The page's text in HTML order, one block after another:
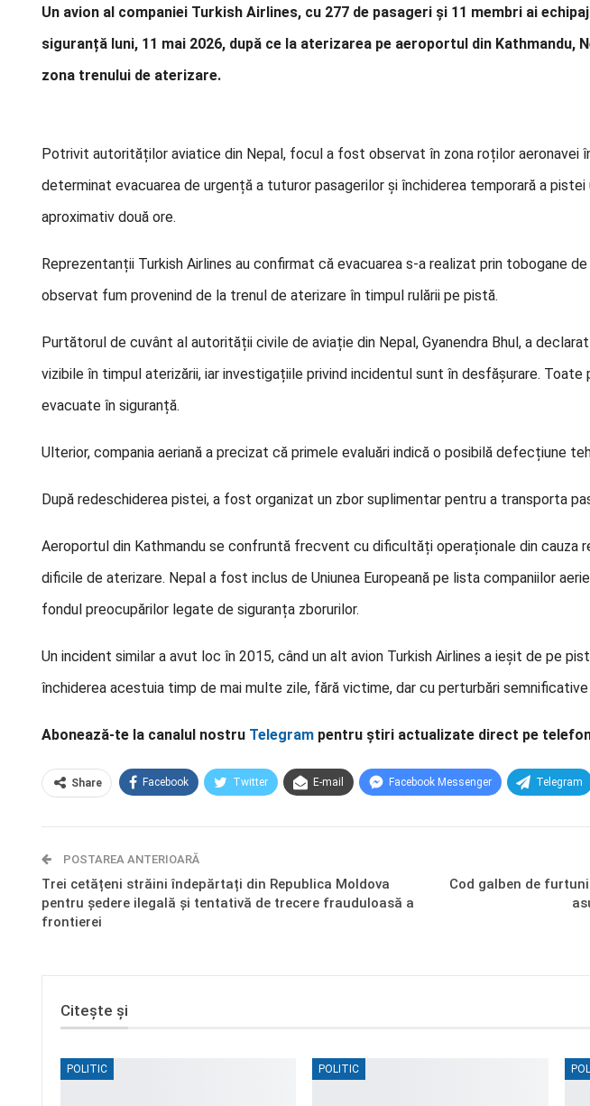
Un avion al companiei Turkish Airlines, cu 277 de pasageri și 11 membri ai
siguranță luni, 11 mai 2026, după ce la aterizarea pe aeroportul din Kathmandu,
zona trenului de aterizare.
Potrivit autorităților aviatice din Nepal, focul a fost observat în zona roților aeronavei
determinat evacuarea de urgență a tuturor pasagerilor și închiderea temporară a
aproximativ două ore.
Reprezentanții Turkish Airlines au confirmat că evacuarea s-a realizat prin tobogane
observat fum provenind de la trenul de aterizare în timpul rulării pe pistă.
Purtătorul de cuvânt al autorității civile de aviație din Nepal, Gyanendra Bhul, a
vizibile în timpul aterizării, iar investigațiile privind incidentul sunt în desfășurare.
evacuate în siguranță.
Ulterior, compania aeriană a precizat că primele evaluări indică o posibilă defecțiune
După redeschiderea pistei, a fost organizat un zbor suplimentar pentru a transporta
Aeroportul din Kathmandu se confruntă frecvent cu dificultăți operaționale din cauza
dificile de aterizare. Nepal a fost inclus de Uniunea Europeană pe lista companiilor
fondul preocupărilor legate de siguranța zborurilor.
Un incident similar a avut loc în 2015, când un alt avion Turkish Airlines a ieșit de pe
închiderea acestuia timp de mai multe zile, fără victime, dar cu perturbări
Abonează-te la canalul nostru Telegram pentru știri actualizate direct pe
Share Facebook Twitter E-mail Facebook Messenger Telegram
POSTAREA ANTERIOARĂ
Trei cetățeni străini îndepărtați din Republica Moldova
pentru ședere ilegală și tentativă de trecere frauduloasă a
frontierei
Cod galben de
Citește și
POLITIC POLITIC